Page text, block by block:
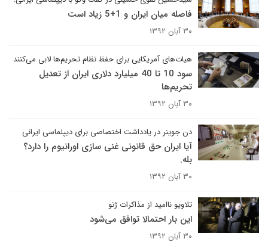
فاصله میان ایران و 1+5 زیاد است
۳۰ آبان ۱۳۹۲
هیات‌های آمریکایی برای حفظ نظام تحریم‌ها لابی می‌کنند
سود 10 تا 40 میلیارد دلاری ایران از تعدیل
تحریم‌ها
۳۰ آبان ۱۳۹۲
دن جوینر در یادداشت اختصاصی برای دیپلماسی ایرانی
آیا ایران حق قانونی غنی سازی اورانیوم را دارد؟
بله.
۳۰ آبان ۱۳۹۲
تلاویو ناامید از مذاکرات ژنو
این بار احتمالا توافق می‌شود
۳۰ آبان ۱۳۹۲